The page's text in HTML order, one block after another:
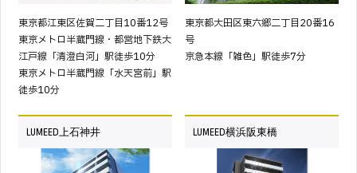
東京都江東区佐賀二丁目10番12号
東京メトロ半蔵門線・都営地下鉄大
江戸線「清澄白河」駅徒歩10分
東京メトロ半蔵門線「水天宮前」駅
徒歩10分
東京都大田区東六郷二丁目20番16
号
京急本線「雑色」駅徒歩7分
LUMEED上石神井 LUMEED横浜阪東橋